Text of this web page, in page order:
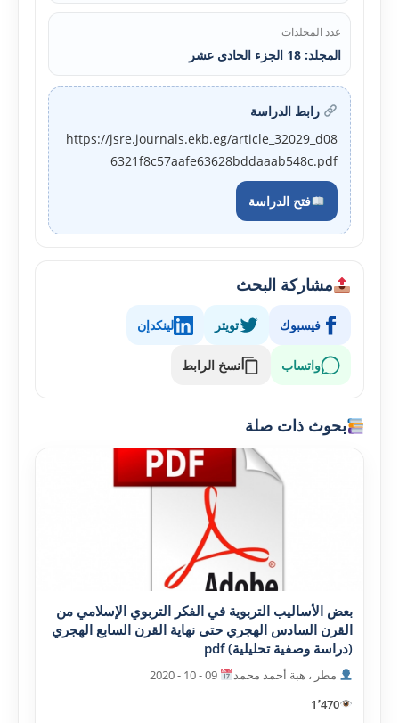
عدد المجلدات
المجلد: 18 الجزء الحادی عشر
رابط الدراسة
https://jsre.journals.ekb.eg/article_32029_d08
6321f8c57aafe63628bddaaab548c.pdf
فتح الدراسة
مشاركة البحث
فيسبوك تويتر لينكدإن
واتساب نسخ الرابط
بحوث ذات صلة
بعض الأساليب التربوية في الفکر التربوي الإسلامي من
القرن السادس الهجري حتى نهاية القرن السابع الهجري
(دراسة وصفية تحليلية) pdf
مطر ، هبة أحمد محمد
1٬470